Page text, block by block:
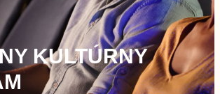
KULTÚRNY